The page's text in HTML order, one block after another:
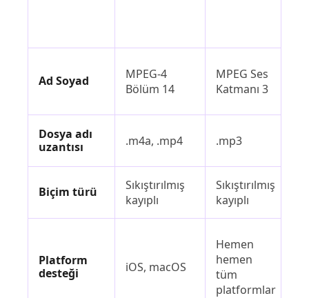
Ad Soyad
MPEG-4
Bölüm 14
MPEG Ses
Katmanı 3
Dosya adı
uzantısı
.m4a, .mp4 .mp3
Biçim türü
Sıkıştırılmış
kayıplı
Sıkıştırılmış
kayıplı
Platform
desteği
iOS, macOS
Hemen
hemen
tüm
platformlar